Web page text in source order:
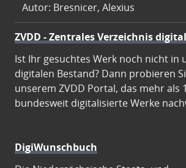
Autor: Bresnicer, Alexius
ZVDD - Zentrales Verzeichnis
Ist Ihr gesuchtes Werk noch nicht in
digitalen Bestand? Dann probieren
unserem ZVDD Portal, das mehr als
bundesweit digitalisierte Werke
DigiWunschbuch